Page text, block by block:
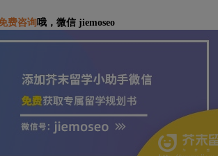
费咨询 哦，微信 jiemoseo